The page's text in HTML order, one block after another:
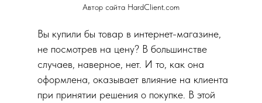
Вы купили бы товар в интернет-магазине,
не посмотрев на цену? В большинстве
случаев, наверное, нет. И то, как она
оформлена, оказывает влияние на клиента
при принятии решения о покупке. В этой
Автор сайта HardClient.com